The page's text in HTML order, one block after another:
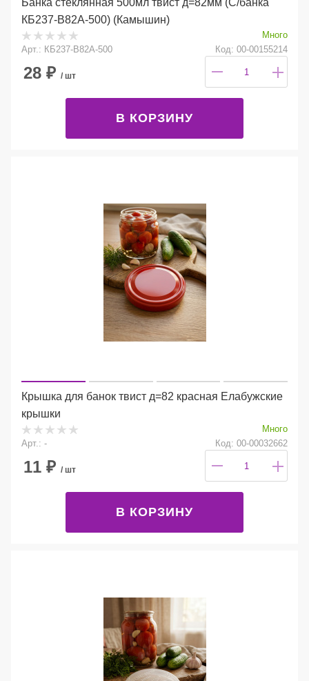
Банка стеклянная 500мл твист д=82мм (С/банка
КБ237-В82А-500) (Камышин)
Много
Арт.: КБ237-В82А-500
Код: 00-00155214
28 ₽ / шт
В КОРЗИНУ
Крышка для банок твист д=82 красная Елабужские
крышки
Много
Арт.: -
Код: 00-00032662
11 ₽ / шт
В КОРЗИНУ